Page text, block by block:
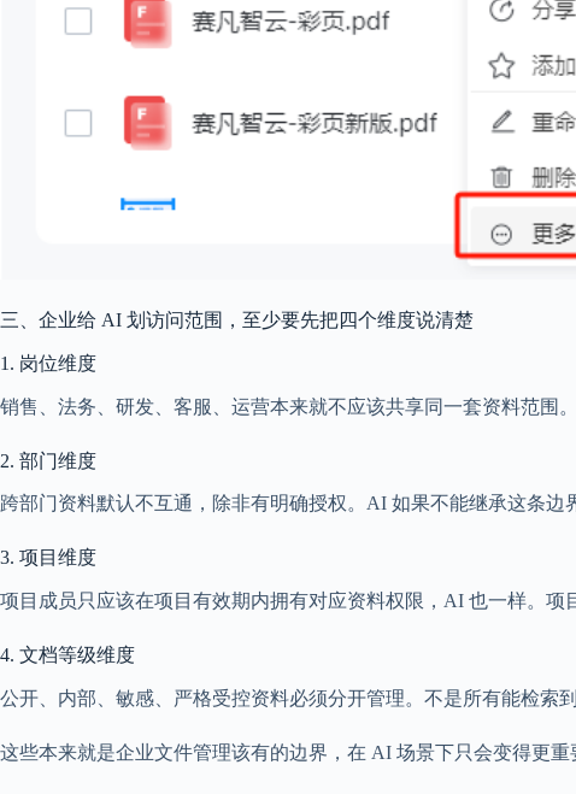
三、企业给 AI 划访问范围，至少要先把四个维度说清楚
1. 岗位维度
销售、法务、研发、客服、运营本来就不应该共享同一套资料范围
2. 部门维度
跨部门资料默认不互通，除非有明确授权。AI 如果不能继承这条边
3. 项目维度
项目成员只应该在项目有效期内拥有对应资料权限，AI 也一样。项
4. 文档等级维度
公开、内部、敏感、严格受控资料必须分开管理。不是所有能检索
这些本来就是企业文件管理该有的边界，在 AI 场景下只会变得更重